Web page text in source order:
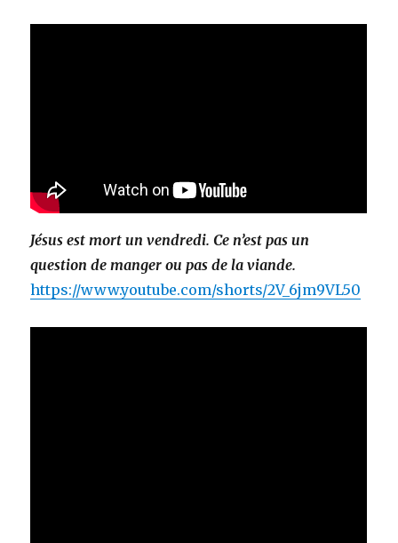
Jésus est mort un vendredi. Ce n’est pas un
question de manger ou pas de la viande.
https://www.youtube.com/shorts/2V_6jm9VL50